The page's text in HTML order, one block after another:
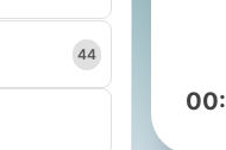
44